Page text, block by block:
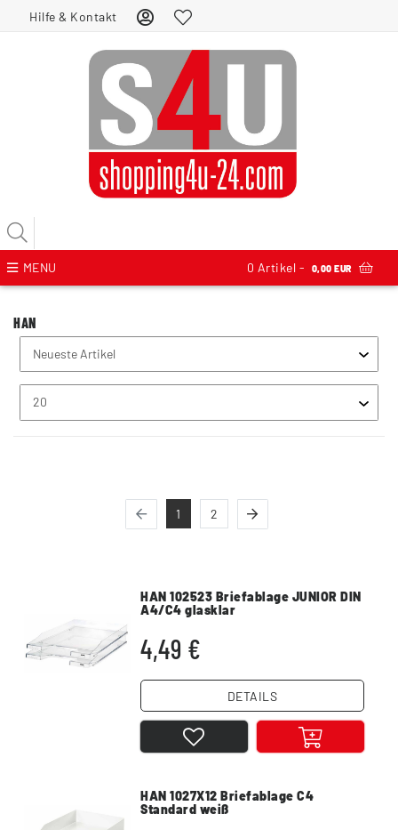
Hilfe & Kontakt
MENU 0 Artikel - 0,00 EUR
HAN
1 2
HAN 102523 Briefablage JUNIOR DIN
A4/C4 glasklar
4,49 €
DETAILS
HAN 1027X12 Briefablage C4
Standard weiß